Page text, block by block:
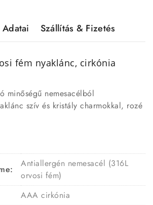
Adatai Szállítás & Fizetés
fém nyaklánc, cirkónia
minőségű nemesacélból
szív és kristály charmokkal, rozé
Antiallergén nemesacél (316L
orvosi fém)
AAA cirkónia